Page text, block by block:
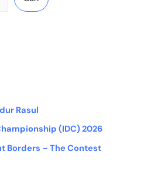
Rasul
(IDC) 2026
Borders – The Contest